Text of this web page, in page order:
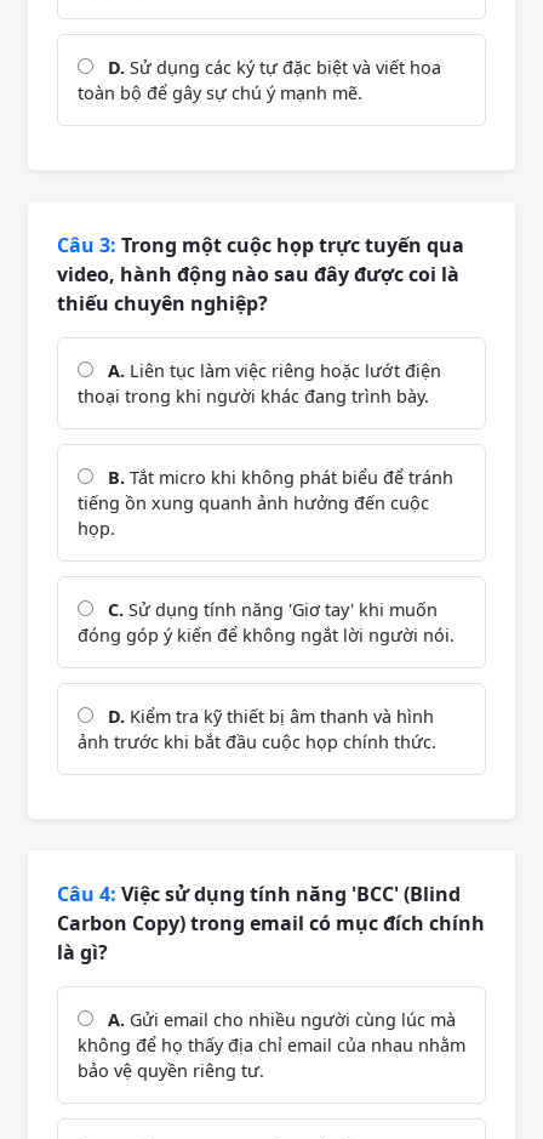
D. Sử dụng các ký tự đặc biệt và viết hoa
toàn bộ để gây sự chú ý mạnh mẽ.
Câu 3: Trong một cuộc họp trực tuyến qua
video, hành động nào sau đây được coi là
thiếu chuyên nghiệp?
A. Liên tục làm việc riêng hoặc lướt điện
thoại trong khi người khác đang trình bày.
B. Tắt micro khi không phát biểu để tránh
tiếng ồn xung quanh ảnh hưởng đến cuộc
họp.
C. Sử dụng tính năng 'Giơ tay' khi muốn
đóng góp ý kiến để không ngắt lời người nói.
D. Kiểm tra kỹ thiết bị âm thanh và hình
ảnh trước khi bắt đầu cuộc họp chính thức.
Câu 4: Việc sử dụng tính năng 'BCC' (Blind
Carbon Copy) trong email có mục đích chính
là gì?
A. Gửi email cho nhiều người cùng lúc mà
không để họ thấy địa chỉ email của nhau nhằm
bảo vệ quyền riêng tư.